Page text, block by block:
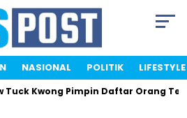
NASIONAL POLITIK LIFESTYLE
Tuck Kwong Pimpin Daftar Orang